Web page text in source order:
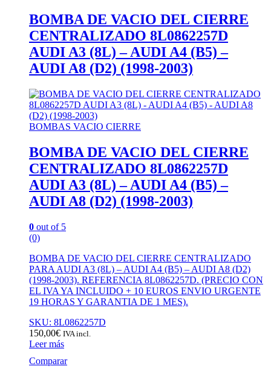
BOMBA DE VACIO DEL CIERRE
CENTRALIZADO 8L0862257D
AUDI A3 (8L) – AUDI A4 (B5) –
AUDI A8 (D2) (1998-2003)
BOMBAS VACIO CIERRE
BOMBA DE VACIO DEL CIERRE
CENTRALIZADO 8L0862257D
AUDI A3 (8L) – AUDI A4 (B5) –
AUDI A8 (D2) (1998-2003)
0 out of 5
(0)
BOMBA DE VACIO DEL CIERRE CENTRALIZADO
PARA AUDI A3 (8L) – AUDI A4 (B5) – AUDI A8 (D2)
(1998-2003). REFERENCIA 8L0862257D. (PRECIO CON
EL IVA YA INCLUIDO + 10 EUROS ENVIO URGENTE
19 HORAS Y GARANTIA DE 1 MES).
SKU: 8L0862257D
150,00€ IVA incl.
Leer más
Comparar